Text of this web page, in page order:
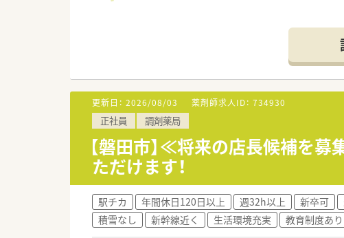
■磐田駅から車で10分ほどの立地にあ
■外来は院外処方がメインとなってお
■児童思春期の心のケアに注力してお
【法人特徴について】
■精神科病院を中心に、介護老人保健
■地域に根ざした精神科医療を通じて
■思春期の子どもたちの心のケアに特
【勤務実態について】
■月曜日から土曜日のうち、8時30分か
■土曜日はスタッフ同士が交代でシフ
■当直や病棟での服薬指導といった業
更新日： 2026/08/03 薬剤師求人ID： 734930
正社員 調剤薬局
【磐田市】≪将来の店長候補を
ただけます！
駅チカ 年間休日120日以上 週32h以上 新卒可
積雪なし
新幹線近く 生活環境充実 教育制度あり